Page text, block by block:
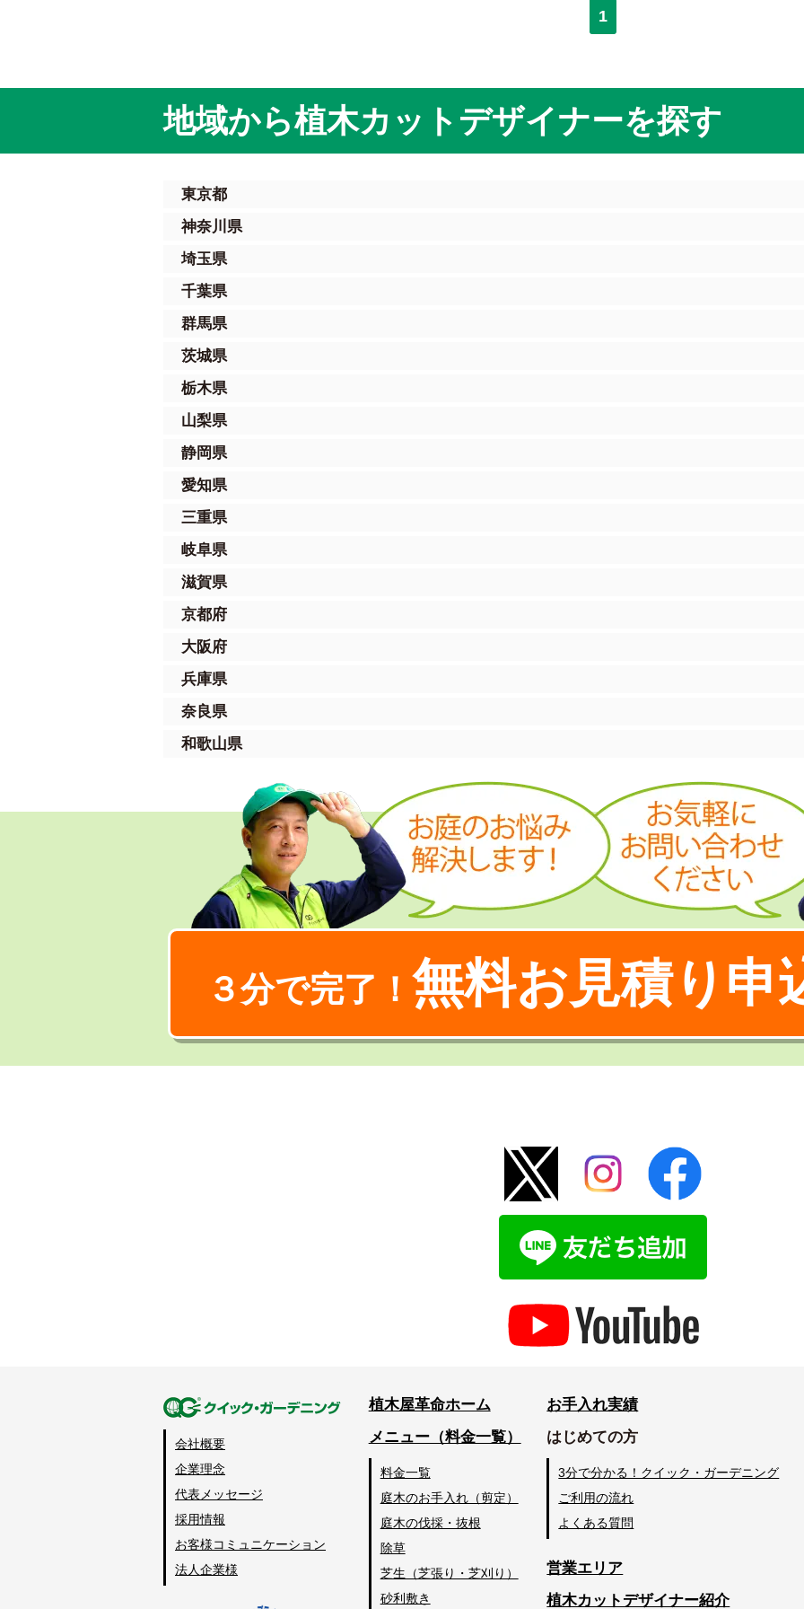
1
地域から植木カットデザイナーを探す
東京都
神奈川県
埼玉県
千葉県
群馬県
茨城県
栃木県
山梨県
静岡県
愛知県
三重県
岐阜県
滋賀県
京都府
大阪府
兵庫県
奈良県
和歌山県
３分で完了！ 無料お見積り申
会社概要
企業理念
代表メッセージ
採用情報
お客様コミュニケーション
法人企業様
植木屋革命ホーム
メニュー（料金一覧）
料金一覧
庭木のお手入れ（剪定）
庭木の伐採・抜根
除草
芝生（芝張り・芝刈り）
砂利敷き
お手入れ実績
はじめての方
3分で分かる！クイック・ガーデニング
ご利用の流れ
よくある質問
営業エリア
植木カットデザイナー紹介